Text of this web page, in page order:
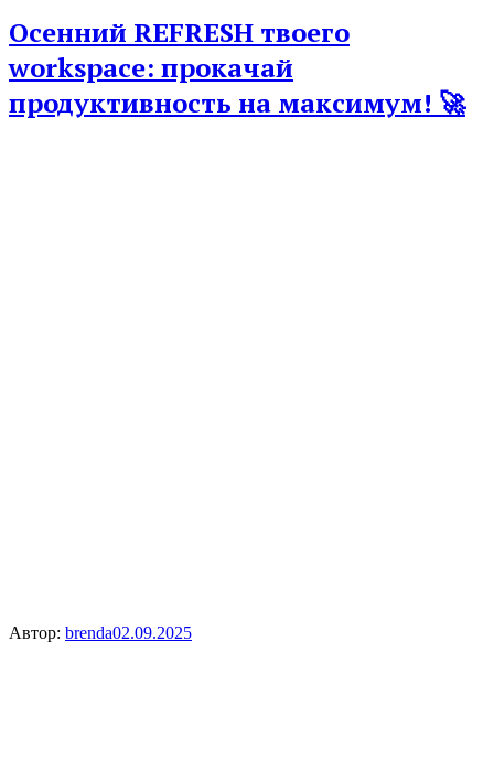
Осенний REFRESH твоего
workspace: прокачай
продуктивность на максимум! 🚀
Автор: brenda02.09.2025